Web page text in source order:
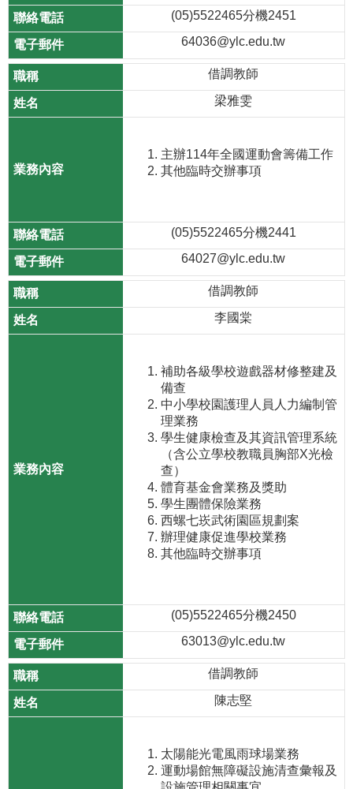
(05)5522465分機2451
64036@ylc.edu.tw
借調教師
梁雅雯
主辦114年全國運動會籌備工作
其他臨時交辦事項
(05)5522465分機2441
64027@ylc.edu.tw
借調教師
李國棠
補助各級學校遊戲器材修整建及
備查
中小學校園護理人員人力編制管
理業務
學生健康檢查及其資訊管理系統
（含公立學校教職員胸部X光檢
查）
體育基金會業務及獎助
學生團體保險業務
西螺七崁武術園區規劃案
辦理健康促進學校業務
其他臨時交辦事項
(05)5522465分機2450
63013@ylc.edu.tw
借調教師
陳志堅
太陽能光電風雨球場業務
運動場館無障礙設施清查彙報及